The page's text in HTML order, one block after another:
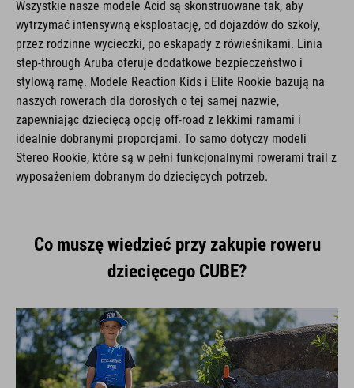
Wszystkie nasze modele Acid są skonstruowane tak, aby
wytrzymać intensywną eksploatację, od dojazdów do szkoły,
przez rodzinne wycieczki, po eskapady z rówieśnikami. Linia
step-through Aruba oferuje dodatkowe bezpieczeństwo i
stylową ramę. Modele Reaction Kids i Elite Rookie bazują na
naszych rowerach dla dorosłych o tej samej nazwie,
zapewniając dziecięcą opcję off-road z lekkimi ramami i
idealnie dobranymi proporcjami. To samo dotyczy modeli
Stereo Rookie, które są w pełni funkcjonalnymi rowerami trail z
wyposażeniem dobranym do dziecięcych potrzeb.
Co muszę wiedzieć przy zakupie roweru
dziecięcego CUBE?